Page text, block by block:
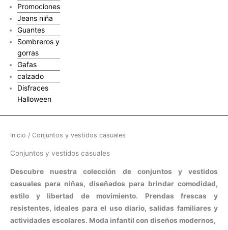
Promociones
Jeans niña
Guantes
Sombreros y
gorras
Gafas
calzado
Disfraces
Halloween
Inicio / Conjuntos y vestidos casuales
Conjuntos y vestidos casuales
Descubre nuestra colección de conjuntos y vestidos
casuales para niñas, diseñados para brindar comodidad,
estilo y libertad de movimiento. Prendas frescas y
resistentes, ideales para el uso diario, salidas familiares y
actividades escolares. Moda infantil con diseños modernos,
Ordenado
últimos